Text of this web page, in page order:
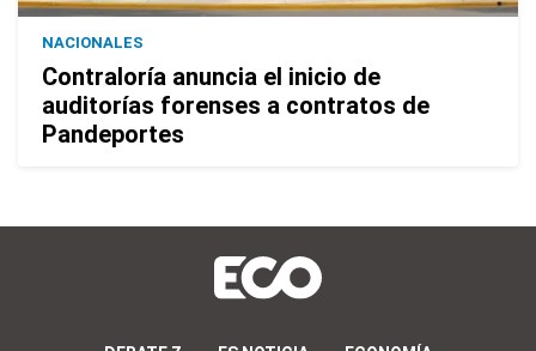
NACIONALES
Contraloría anuncia el inicio de
auditorías forenses a contratos de
Pandeportes